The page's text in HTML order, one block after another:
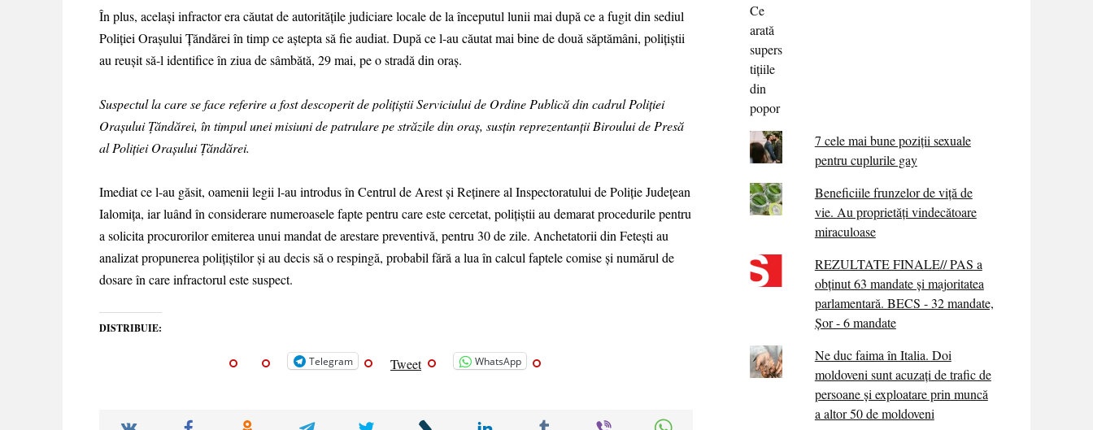
În plus, același infractor era căutat de autoritățile judiciare locale de la începutul lunii mai după ce a fugit din sediul
Poliției Orașului Țăndărei în timp ce aștepta să fie audiat. După ce l-au căutat mai bine de două săptămâni, polițiștii
au reușit să-l identifice în ziua de sâmbătă, 29 mai, pe o stradă din oraș.
Suspectul la care se face referire a fost descoperit de polițiștii Serviciului de Ordine Publică din cadrul Poliției
Orașului Țăndărei, în timpul unei misiuni de patrulare pe străzile din oraș, susțin reprezentanții Biroului de Presă
al Poliției Orașului Țăndărei.
Imediat ce l-au găsit, oamenii legii l-au introdus în Centrul de Arest și Reținere al Inspectoratului de Poliție Județean
Ialomița, iar luând în considerare numeroasele fapte pentru care este cercetat, polițiștii au demarat procedurile pentru
a solicita procurorilor emiterea unui mandat de arestare preventivă, pentru 30 de zile. Anchetatorii din Fetești au
analizat propunerea polițiștilor și au decis să o respingă, probabil fără a lua în calcul faptele comise și numărul de
dosare în care infractorul este suspect.
DISTRIBUIE:
Telegram Tweet WhatsApp
7 cele mai bune poziții sexuale
pentru cuplurile gay
Beneficiile frunzelor de viță de
vie. Au proprietăţi vindecătoare
miraculoase
REZULTATE FINALE// PAS a
obținut 63 mandate și majoritatea
parlamentară. BECS - 32 mandate,
Șor - 6 mandate
Ne duc faima în Italia. Doi
moldoveni sunt acuzați de trafic de
persoane și exploatare prin muncă
a altor 50 de moldoveni